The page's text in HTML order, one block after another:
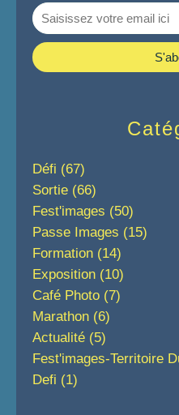
Défi (67)
Sortie (66)
Fest'images (50)
Passe Images (15)
Formation (14)
Exposition (10)
Café Photo (7)
Marathon (6)
Actualité (5)
Fest'images-Territoire
Defi (1)